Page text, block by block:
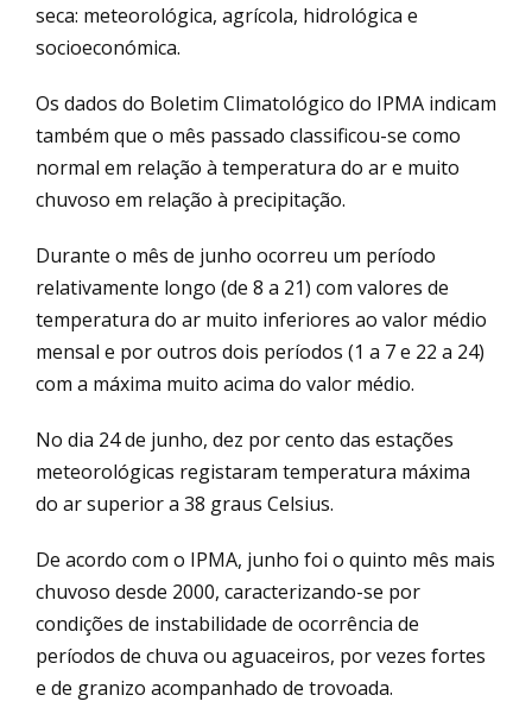
seca: meteorológica, agrícola, hidrológica e
socioeconómica.
Os dados do Boletim Climatológico do IPMA indicam
também que o mês passado classificou-se como
normal em relação à temperatura do ar e muito
chuvoso em relação à precipitação.
Durante o mês de junho ocorreu um período
relativamente longo (de 8 a 21) com valores de
temperatura do ar muito inferiores ao valor médio
mensal e por outros dois períodos (1 a 7 e 22 a 24)
com a máxima muito acima do valor médio.
No dia 24 de junho, dez por cento das estações
meteorológicas registaram temperatura máxima
do ar superior a 38 graus Celsius.
De acordo com o IPMA, junho foi o quinto mês mais
chuvoso desde 2000, caracterizando-se por
condições de instabilidade de ocorrência de
períodos de chuva ou aguaceiros, por vezes fortes
e de granizo acompanhado de trovoada.